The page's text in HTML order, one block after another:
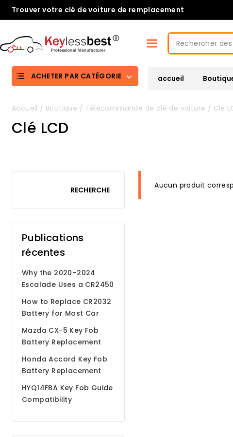
PasserTrouver votre clé de voiture de remplacement
Rechercher
ACHETER PAR CATÉGORIE accueil
Accueil / Boutique / Télécommande de clé de voiture / Clé
Clé LCD
Aucun produit
RECHERCHE
Publications
récentes
Why the 2020–2024
Escalade Uses a CR2450
How to Replace CR2032
Battery for Most Car
Remote Key Fobs
Mazda CX-5 Key Fob
Battery Replacement
Step by Step Guide
Honda Accord Key Fob
Battery Replacement
HYQ14FBA Key Fob Guide
Compatibility